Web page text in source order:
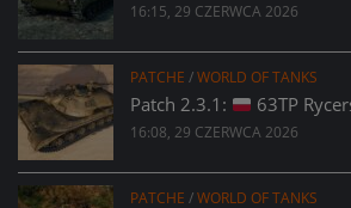
16:15, 29 CZERWCA 2026
PATCHE /WORLD OF TANKS
Patch 2.3.1: 63TP
16:08, 29 CZERWCA 2026
PATCHE /WORLD OF TANKS